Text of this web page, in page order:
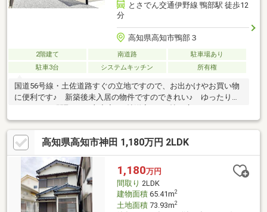
とさでん交通伊野線 鴨部駅 徒歩12
分
高知県高知市鴨部３
2階建て 南道路
駐車場あり
駐車3台
システムキッチン 所有権
国道56号線・土佐道路すぐの立地ですので、お出かけやお買い物
に便利です♪ 新築後未入居の物件ですのできれい♪ ゆったりと
ークインクローゼット（WIC）がありますので、ご家族のお洋服
だけでなく趣味の道具なども収納可能♪ カーポートに2台、平面
に2台の計4台は駐車可能です♪
高知県高知市神田 1,180万円 2LDK
1,180万円
間取り 2LDK
建物面積65.41m2
土地面積73.93m2